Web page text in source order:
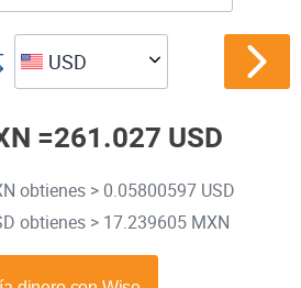
USD
=261.027 USD
obtienes > 0.05800597 USD
obtienes > 17.239605 MXN